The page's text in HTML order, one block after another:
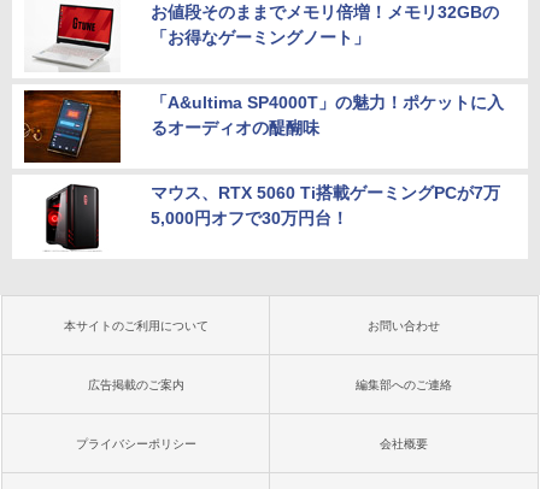
お値段そのままでメモリ倍増！メモリ32GBの
「お得なゲーミングノート」
「A&ultima SP4000T」の魅力！ポケットに入
るオーディオの醍醐味
マウス、RTX 5060 Ti搭載ゲーミングPCが7万
5,000円オフで30万円台！
本サイトのご利用について お問い合わせ
広告掲載のご案内 編集部へのご連絡
プライバシーポリシー 会社概要